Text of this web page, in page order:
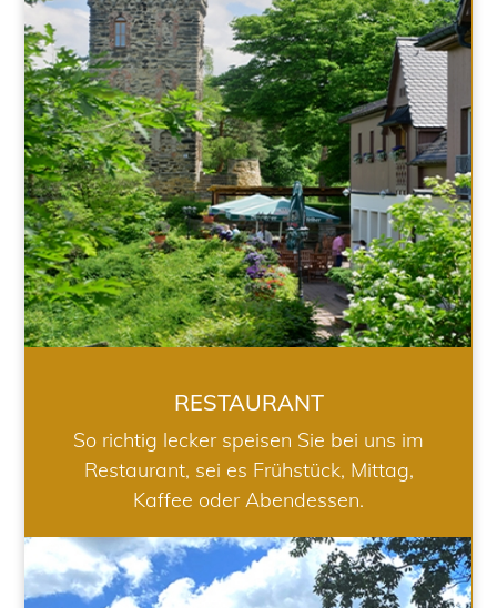
RESTAURANT
RESTAURANT
So richtig lecker speisen Sie bei uns im
Restaurant, sei es Frühstück, Mittag,
Kaffee oder Abendessen.